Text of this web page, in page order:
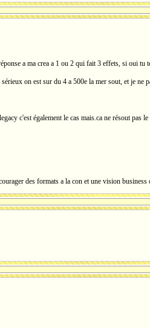
a ma crea a 1 ou 2 qui fait 3 effets, si oui tu
on est sur du 4 a 500e la mer sout, et je ne
c'est également le cas mais.ca ne résout pas
des formats a la con et une vision business